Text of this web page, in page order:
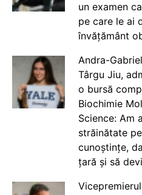
un examen
pe care le ai
învățământ
Andra-
Târgu Jiu,
o bursă
Biochimie
Science: Am
străinătate
cunoștințe,
țară și să